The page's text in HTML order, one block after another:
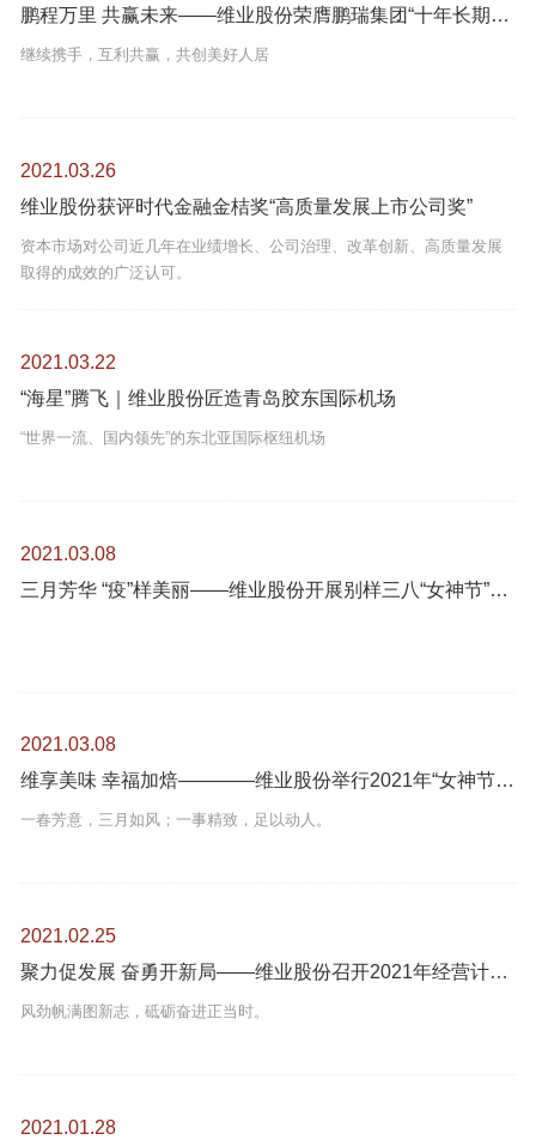
鹏程万里 共赢未来——维业股份荣膺鹏瑞集团“十年长期合作奖”
继续携手，互利共赢，共创美好人居
2021.03.26
维业股份获评时代金融金桔奖“高质量发展上市公司奖”
资本市场对公司近几年在业绩增长、公司治理、改革创新、高质量发展
取得的成效的广泛认可。
2021.03.22
“海星”腾飞｜维业股份匠造青岛胶东国际机场
“世界一流、国内领先”的东北亚国际枢纽机场
2021.03.08
三月芳华 “疫”样美丽——维业股份开展别样三八“女神节”活动
2021.03.08
维享美味 幸福加焙————维业股份举行2021年“女神节”手工烘焙主题活动
一春芳意，三月如风；一事精致，足以动人。
2021.02.25
聚力促发展 奋勇开新局——维业股份召开2021年经营计划推进会
风劲帆满图新志，砥砺奋进正当时。
2021.01.28